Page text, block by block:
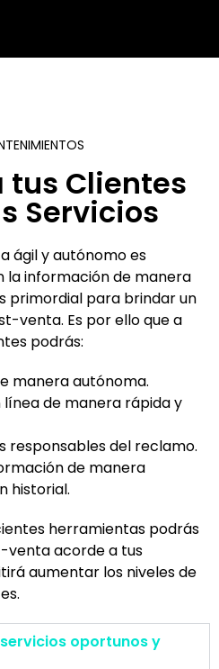
tus Clientes
Servicios
ágil y autónomo es
la información de manera
primordial para brindar un
venta. Es por ello que a
podrás:
manera autónoma.
de manera rápida y
responsables del reclamo.
de manera
historial.
herramientas podrás
venta acorde a tus
aumentar los niveles de
oportunos y